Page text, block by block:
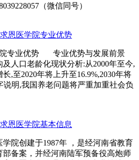
（微信同号）
恩医学院专业优势
院专业优势 专业优势与发展前景
人口老龄化现状分析:从2000年至今,
,至2020年将上升至16.9%,2030年将
说明,我国养老问题将严重加重社会负
恩医学院基本信息
创建于1987年 ，是经河南省教育
部备案，并经河南陆军预备役高炮师